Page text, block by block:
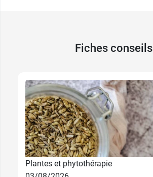
40 ml
Fiches conseils
Plantes et phytothérapie